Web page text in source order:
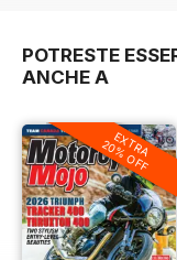
POTRESTE
ANCHE A
EXTRA
20% OFF